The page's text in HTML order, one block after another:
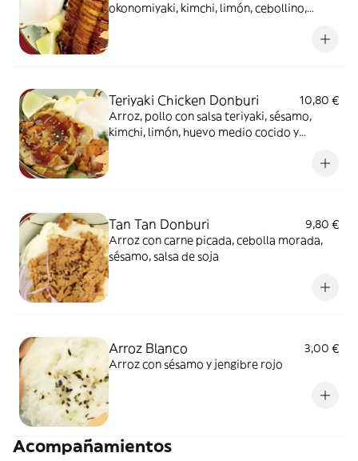
okonomiyaki, kimchi, limón, cebollino,
Teriyaki Chicken Donburi
10,80 €
Arroz, pollo con salsa teriyaki, sésamo,
kimchi, limón, huevo medio cocido y
Tan Tan Donburi
9,80 €
Arroz con carne picada, cebolla morada,
sésamo, salsa de soja
Arroz Blanco
3,00 €
Arroz con sésamo y jengibre rojo
Acompañamientos